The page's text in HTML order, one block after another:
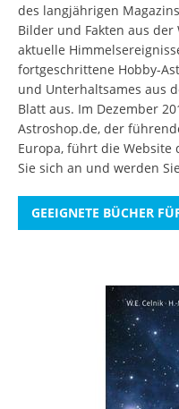
des langjährigen
Bilder und Fakten aus
aktuelle
fortgeschrittene Hobby-
und Unterhaltsames aus
Blatt aus. Im Dezember
Astroshop.de, der
Europa, führt die Website
Sie sich an und werden
GEEIGNETE BÜCHER